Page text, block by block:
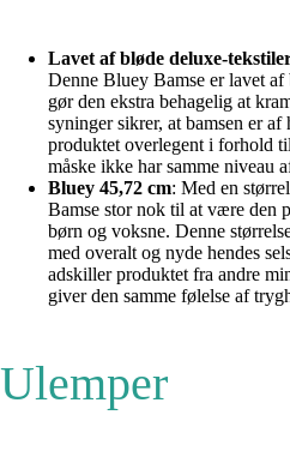
Lavet af bløde deluxe-
Denne Bluey Bamse er lavet
gør den ekstra behagelig at
syninger sikrer, at bamsen er
produktet overlegent i forhold
måske ikke har samme niveau
Bluey 45,72 cm: Med en
Bamse stor nok til at være den
børn og voksne. Denne
med overalt og nyde hendes
adskiller produktet fra andre
giver den samme følelse af
Ulemper